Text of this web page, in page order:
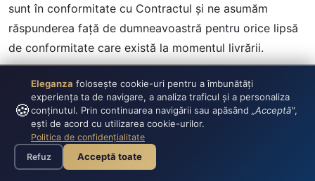
sunt în conformitate cu Contractul şi ne asumăm
răspunderea faţă de dumneavoastră pentru orice lipsă
de conformitate care există la momentul livrării.
16. PROPRIETATE INTELECTUALĂ
Recunoaşteţi şi sunteţi de acord că toate drepturile de
autor, mărcile înregistrate şi alte drepturi de proprietate
intelectuală asupra tuturor materialelor sau
conţinuturilor care sunt furnizate ca parte din acest
🍪
Eleganza folosește cookie-uri pentru a îmbunătăți
experiența ta de navigare, a analiza traficul și a personaliza
conținutul. Prin continuarea navigării sau apăsând „Acceptă",
ești de acord cu utilizarea cookie-urilor.
Politica de confidențialitate
Refuz
Acceptă toate